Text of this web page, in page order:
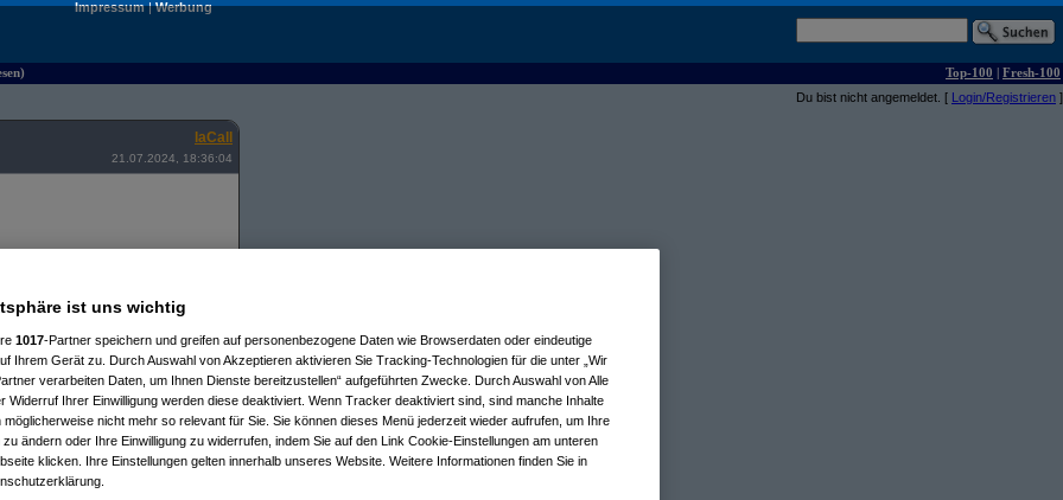
Impressum|Werbung
Top-100 | Fresh-100
Du bist nicht angemeldet. [ Login/Registrieren ]
laCall
21.07.2024, 18:36:04
[8 Stöcke insgesamt]
von draußen wahr.
bei offenem Fenster (+Ventilator
hochgehen will. Ich und
Anfang, dass das ein Vogel
ich das nicht mehr. Irgendwer hat
die ein Nachbar am
auch immer - gewisse Vögel
(Anzeige gegen unbekannt
sehr. Übrigens- es hört
die von gleichen
nun das ganze mal von meinem
stehle, habe ich es auf 1
immer. Hier das Video:
ist uns wichtig
1017-Partner speichern und greifen auf personenbezogene Daten wie Browserdaten oder eindeutige
Ihrem Gerät zu. Durch Auswahl von Akzeptieren aktivieren Sie Tracking-Technologien für die unter „Wir
verarbeiten Daten, um Ihnen Dienste bereitzustellen“ aufgeführten Zwecke. Durch Auswahl von Alle
Widerruf Ihrer Einwilligung werden diese deaktiviert. Wenn Tracker deaktiviert sind, sind manche Inhalte
möglicherweise nicht mehr so relevant für Sie. Sie können dieses Menü jederzeit wieder aufrufen, um Ihre
zu ändern oder Ihre Einwilligung zu widerrufen, indem Sie auf den Link Cookie-Einstellungen am unteren
klicken. Ihre Einstellungen gelten innerhalb unseres Website. Weitere Informationen finden Sie in